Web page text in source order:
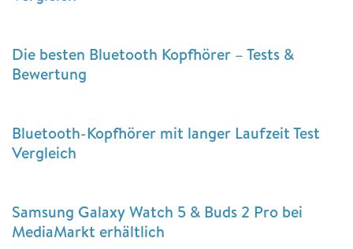
Die besten Bluetooth Kopfhörer – Tests &
Bewertung
Bluetooth-Kopfhörer mit langer Laufzeit Test
Vergleich
Samsung Galaxy Watch 5 & Buds 2 Pro bei
MediaMarkt erhältlich